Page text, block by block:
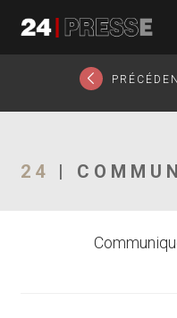
24Presse -
Communiqués de
24 |